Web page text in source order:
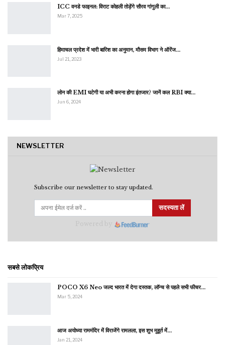
ICC वनडे फाइनल: विराट कोहली तोड़ेंगे सौरव गांगुली का…
Mar 7, 2025
हिमाचल प्रदेश में भारी बारिश का अनुमान, मौसम विभाग ने ऑरेंज…
Jul 21, 2023
लोन की EMI घटेगी या अभी करना होगा इंतजार? जानें कल RBI क्या…
Jun 6, 2024
NEWSLETTER
Subscribe our newsletter to stay updated.
सदस्यता लें
सबसे लोकप्रिय
POCO X6 Neo जल्द भारत में देगा दस्तक, लॉन्च से पहले सभी फीचर…
Mar 5, 2024
आज अयोध्या राममंदिर में विराजेंगे रामलला, इस शुभ मुहूर्त में…
Jan 21, 2024